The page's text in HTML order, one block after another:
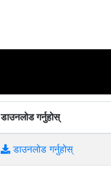
डाउनलोड गर्नुहोस्
डाउनलोड गर्नुहोस्